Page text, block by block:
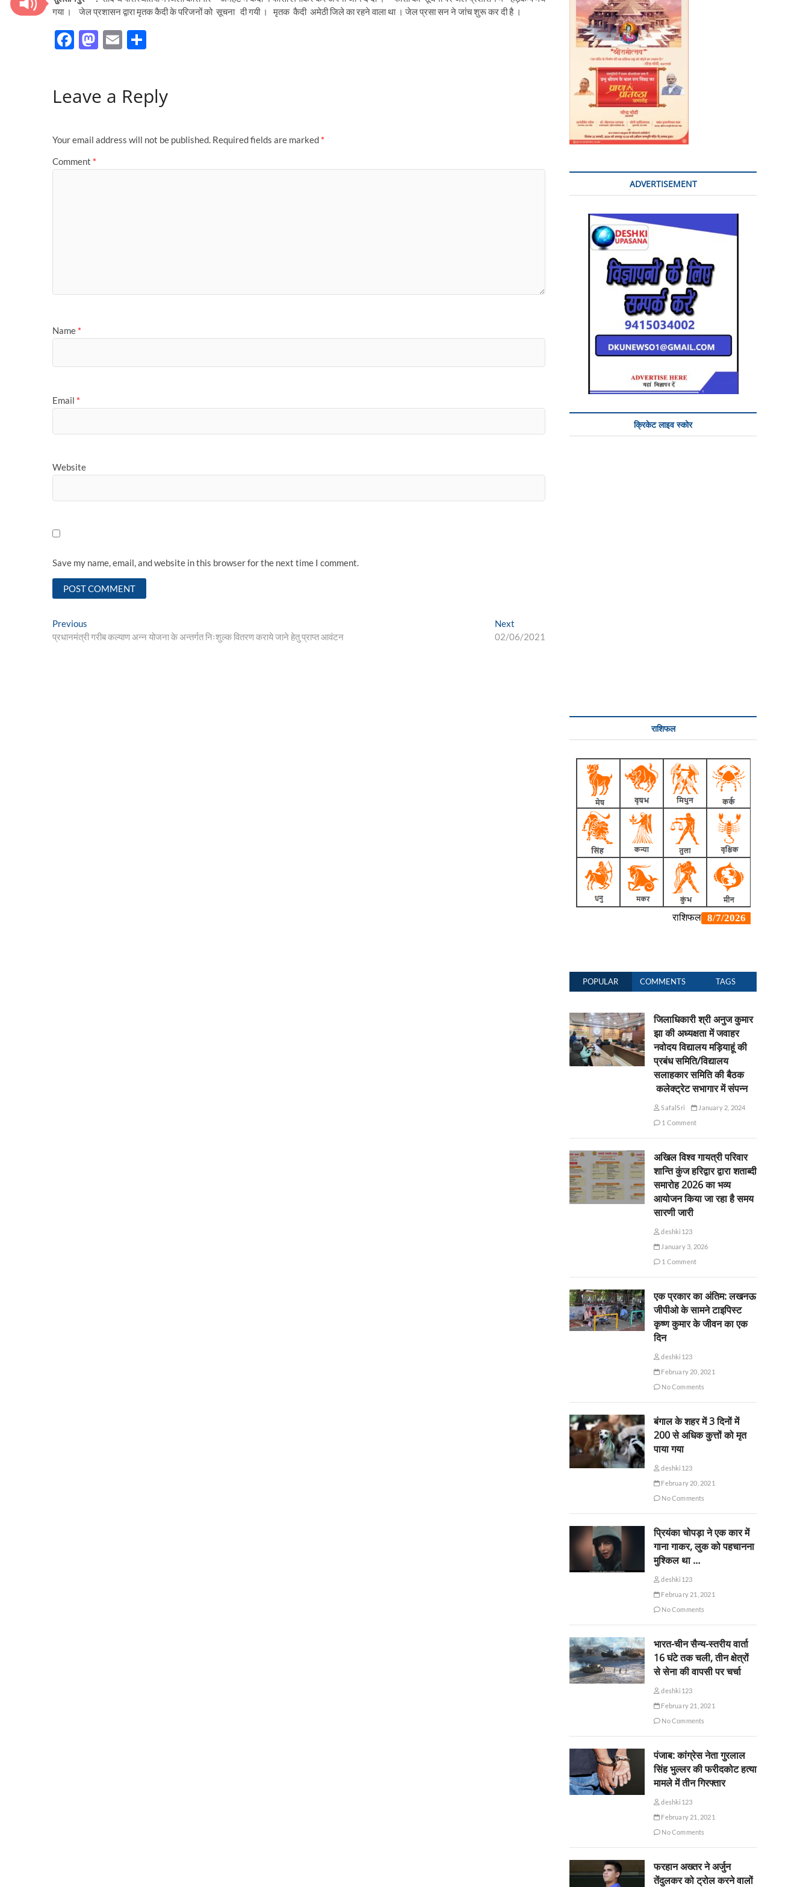
गया । जेल प्रशासन द्वारा मृतक कैदी के परिजनों को सूचना दी गयी । मृतक कैदी अमेठी जिले का रहने वाला था । जेल प्रसा सन ने जांच शुरू कर दी है ।
F
b
o
k
M
d
n
E
e
Leave a Reply
Your email address will not be published. Required fields are marked *
Comment *
Name *
Email *
Website
Save my name, email, and website in this browser for the next time I comment.
Post
navigation
Previous
post:
प्रधानमंत्री गरीब कल्याण अन्न योजना के अन्तर्गत निःशुल्क वितरण कराये जाने हेतु प्राप्त आवंटन
Next
post:
02/06/2021
ADVERTISEMENT
क्रिकेट लाइव स्कोर
राशिफल
POPULAR COMMENTS TAGS
जिलाधिकारी श्री अनुज कुमार
झा की अध्यक्षता में जवाहर
नवोदय विद्यालय मड़ियाहूं की
प्रबंध समिति/विद्यालय
सलाहकार समिति की बैठक
कलेक्ट्रेट सभागार में संपन्न
SafalSri
January 2, 2024
1 Comment
अखिल विश्व गायत्री परिवार
शान्ति कुंज हरिद्वार द्वारा शताब्दी
समारोह 2026 का भव्य
आयोजन किया जा रहा है समय
सारणी जारी
deshki123
January 3, 2026
1 Comment
एक प्रकार का अंतिम: लखनऊ
जीपीओ के सामने टाइपिस्ट
कृष्ण कुमार के जीवन का एक
दिन
deshki123
February 20, 2021
No Comments
बंगाल के शहर में 3 दिनों में
200 से अधिक कुत्तों को मृत
पाया गया
deshki123
February 20, 2021
No Comments
प्रियंका चोपड़ा ने एक कार में
गाना गाकर, लुक को पहचानना
मुश्किल था …
deshki123
February 21, 2021
No Comments
भारत-चीन सैन्य-स्तरीय वार्ता
16 घंटे तक चली, तीन क्षेत्रों
से सेना की वापसी पर चर्चा
deshki123
February 21, 2021
No Comments
पंजाब: कांग्रेस नेता गुरलाल
सिंह भुल्लर की फरीदकोट हत्या
मामले में तीन गिरफ्तार
deshki123
February 21, 2021
No Comments
फरहान अख्तर ने अर्जुन
तेंदुलकर को ट्रोल करने वालों